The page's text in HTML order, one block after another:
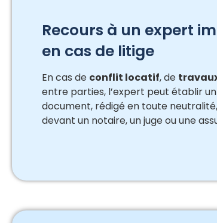
Recours à un expert
en cas de litige
En cas de conflit locatif, de
entre parties, l’expert peut établir un
document, rédigé en toute
devant un notaire, un juge ou une